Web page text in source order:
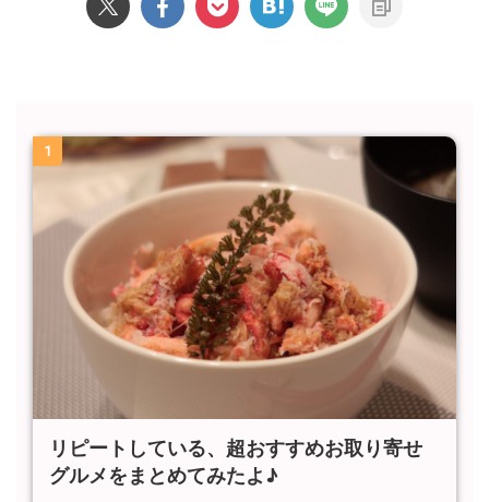
1
リピートしている、超おすすめお取り寄せ
グルメをまとめてみたよ♪